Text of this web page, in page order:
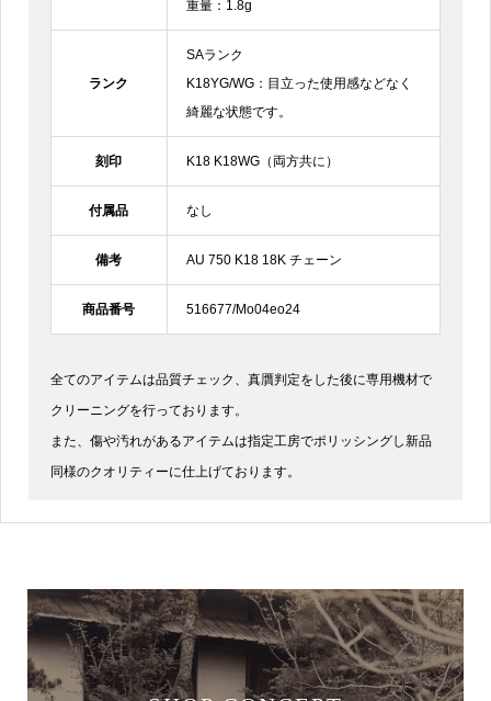
全てのアイテムは品質チェック、真贋判定をした後に専用機材で
クリーニングを行っております。
また、傷や汚れがあるアイテムは指定工房でポリッシングし新品
同様のクオリティーに仕上げております。
重量：1.8g
ランク
SAランク
K18YG/WG：目立った使用感などなく
綺麗な状態です。
刻印 K18 K18WG（両方共に）
付属品 なし
備考 AU 750 K18 18K チェーン
商品番号 516677/Mo04eo24